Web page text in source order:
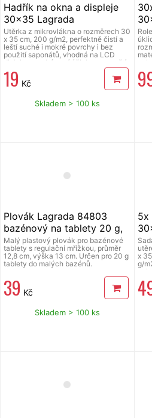
Hadřík na okna a displeje
30x35 Lagrada
mikrovlákno 200g/m2
Utěrka z mikrovlákna o rozměrech 30
x 35 cm, 200 g/m2, perfektně čistí a
leští suché i mokré povrchy i bez
použití saponátů, vhodná na LCD
dipleje, vysoké sací účinky, nepouští
vlákna. Složení: 85 % polyester, 15 %
polyamid. Perfektní hadřík na brýle,
okna, skla, zrcadla, obrazovky,
Čistí a leští i zlato, stříbro, porcelán.
19 Kč
Skladem > 100 ks
Plovák Lagrada 84803
bazénový na tablety 20 g,
dávkovač
Malý plastový plovák pro bazénové
tablety s regulační mřížkou, průměr
12,8 cm, výška 13 cm. Určen pro 20 g
tablety do malých bazénů.
39 Kč
Skladem > 100 ks
5x
x
g/
i